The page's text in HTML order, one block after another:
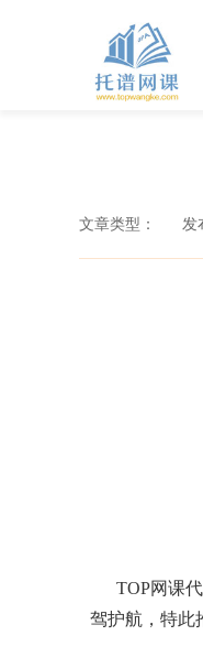
文章类型： 发
TOP网课代
驾护航，特此